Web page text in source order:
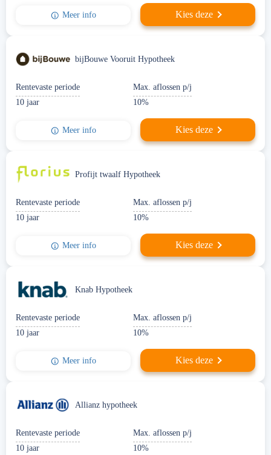
Meer info Kies deze
bijBouwe Vooruit Hypotheek
Rentevaste periode
10 jaar
Max. aflossen p/j
10%
Meer info Kies deze
Profijt twaalf Hypotheek
Rentevaste periode
10 jaar
Max. aflossen p/j
10%
Meer info Kies deze
Knab Hypotheek
Rentevaste periode
10 jaar
Max. aflossen p/j
10%
Meer info Kies deze
Allianz hypotheek
Rentevaste periode
10 jaar
Max. aflossen p/j
10%